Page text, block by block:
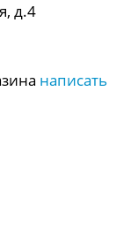
д.4
написать